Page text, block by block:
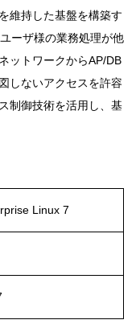
維持した基盤を構築す
ーザ様の業務処理が他
ットワークからAP/DB
しないアクセスを許容
制御技術を活用し、基
Linux 7